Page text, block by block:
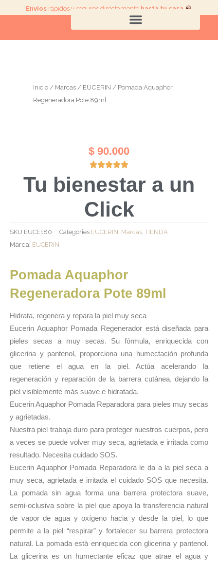
Envíos rápidos y seguros directamente hasta tu casa
Inicio / Marcas / EUCERIN / Pomada Aquaphor
Regeneradora Pote 89ml
$ 90.000
Tu bienestar a un
Click
SKU EUCE180 Categories EUCERIN Marcas TIENDA
Marca: EUCERIN
Pomada Aquaphor
Regeneradora Pote 89ml
Hidrata, regenera y repara la piel muy seca
Eucerin Aquaphor Pomada Regenerador está diseñada para
pieles secas a muy secas. Su fórmula, enriquecida con
glicerina y pantenol, proporciona una humectación profunda
que retiene el agua en la piel. Actúa acelerando la
regeneración y reparación de la barrera cutánea, dejando la
piel visiblemente más suave e hidratada.
Eucerin Aquaphor Pomada Reparadora para pieles muy secas
y agrietadas.
Nuestra piel trabaja duro para proteger nuestros cuerpos, pero
a veces se puede volver muy seca, agrietada e irritada como
resultado. Necesita cuidado SOS.
Eucerin Aquaphor Pomada Reparadora le da a la piel seca a
muy seca, agrietada e irritada el cuidado SOS que necesita.
La pomada sin agua forma una barrera protectora suave,
semi-oclusiva sobre la piel que apoya la transferencia natural
de vapor de agua y oxígeno hacia y desde la piel, lo que
permite a la piel “respirar” y fortalecer su barrera protectora
natural. La pomada está enriquecida con glicerina y pantenol.
La glicerina es un humectante eficaz que atrae el agua y